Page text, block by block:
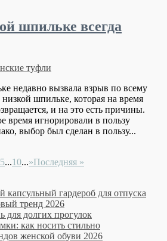
шпильке всегда
туфли
недавно вызвала взрыв по всему
шпильке, которая на время
и на это есть причины.
время игнорировали в пользу
выбор был сделан в пользу...
5...10...»Последняя »
капсульный гардероб для отпуска
тренд 2026
для долгих прогулок
как носить стильно
женской обуви 2026